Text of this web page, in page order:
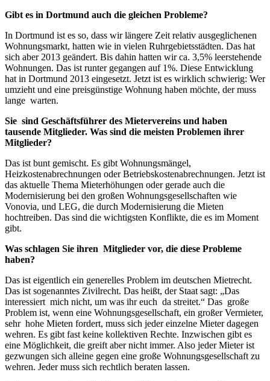
Gibt es in Dortmund auch die gleichen Probleme?
In Dortmund ist es so, dass wir längere Zeit relativ ausgeglichenen
Wohnungsmarkt, hatten wie in vielen Ruhrgebietsstädten. Das hat
sich aber 2013 geändert. Bis dahin hatten wir ca. 3,5% leerstehende
Wohnungen. Das ist runter gegangen auf 1%. Diese Entwicklung
hat in Dortmund 2013 eingesetzt. Jetzt ist es wirklich schwierig: Wer
umzieht und eine preisgünstige Wohnung haben möchte, der muss
lange warten.
Sie sind Geschäftsführer des Mietervereins und haben
tausende Mitglieder. Was sind die meisten Problemen ihrer
Mitglieder?
Das ist bunt gemischt. Es gibt Wohnungsmängel,
Heizkostenabrechnungen oder Betriebskostenabrechnungen. Jetzt ist
das aktuelle Thema Mieterhöhungen oder gerade auch die
Modernisierung bei den großen Wohnungsgesellschaften wie
Vonovia, und LEG, die durch Modernisierung die Mieten
hochtreiben. Das sind die wichtigsten Konflikte, die es im Moment
gibt.
Was schlagen Sie ihren Mitglieder vor, die diese Probleme
haben?
Das ist eigentlich ein generelles Problem im deutschen Mietrecht.
Das ist sogenanntes Zivilrecht. Das heißt, der Staat sagt: „Das
interessiert mich nicht, um was ihr euch da streitet.“ Das große
Problem ist, wenn eine Wohnungsgesellschaft, ein großer Vermieter,
sehr hohe Mieten fordert, muss sich jeder einzelne Mieter dagegen
wehren. Es gibt fast keine kollektiven Rechte. Inzwischen gibt es
eine Möglichkeit, die greift aber nicht immer. Also jeder Mieter ist
gezwungen sich alleine gegen eine große Wohnungsgesellschaft zu
wehren. Jeder muss sich rechtlich beraten lassen.